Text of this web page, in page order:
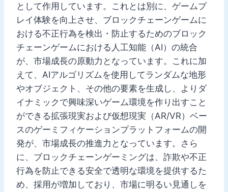
として作用しています。これとは別に、ゲームプ
レイ体験を向上させ、ブロックチェーンゲームに
おける不正行為を検出・防止するためのブロック
チェーンゲームにおける人工知能（AI）の統合
が、市場成長の原動力となっています。これに加
えて、AIアルゴリズムを使用してランダムな地形
やオブジェクト、その他の要素を生成し、よりダ
イナミックで興味深いゲーム環境を作り出すこと
ができる拡張現実および仮想現実（AR/VR）ベー
スのゲーミフィケーションプラットフォームの開
発が、市場成長の推進力となっています。さら
に、ブロックチェーンゲーミングは、詐欺や不正
行為を防止できる安全で透明な環境を提供するた
め、採用が増加しており、市場に明るい見通しを